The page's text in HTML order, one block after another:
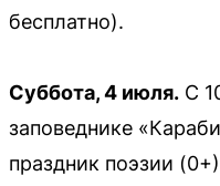
бесплатно).
Суббота, 4 июля. С
заповеднике
праздник поэзии